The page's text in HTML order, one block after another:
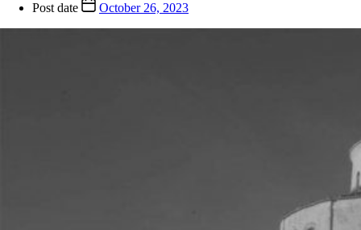
Post date October 26, 2023